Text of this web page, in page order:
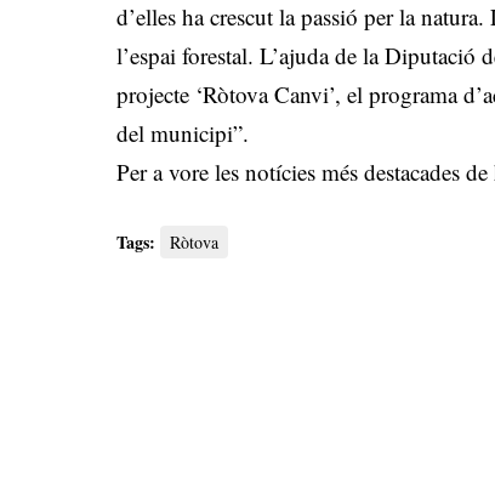
d’elles ha crescut la passió per la
l’espai forestal. L’ajuda de la Diputació
projecte ‘Ròtova Canvi’, el programa
del municipi”.
Per a vore les notícies més destacades
Tags: Ròtova